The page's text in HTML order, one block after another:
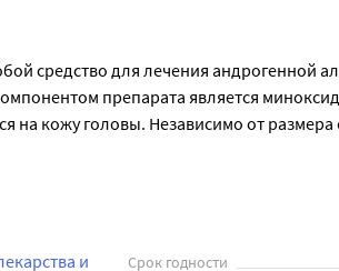
средство для лечения андрогенной
препарата является
кожу головы. Независимо от
волосистой части головы,
и
Срок годности